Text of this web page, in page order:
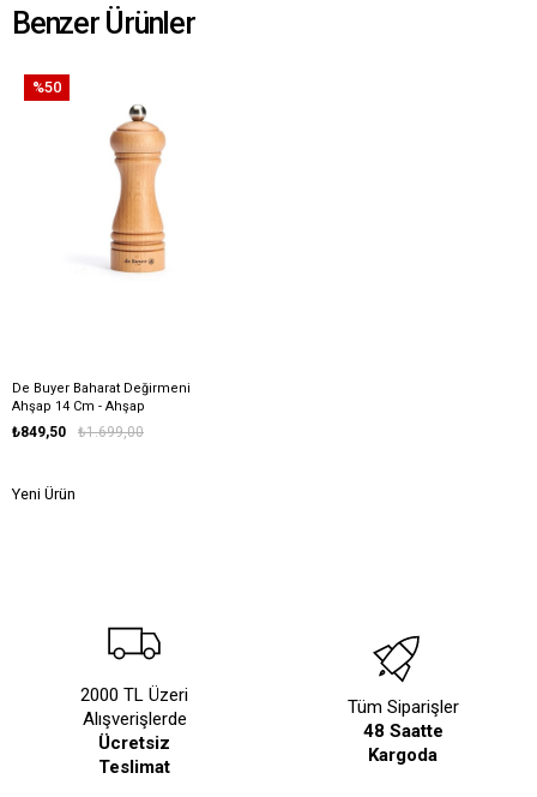
Benzer Ürünler
De Buyer Baharat Değirmeni
Ahşap 14 Cm - Ahşap
₺849,50 ₺1.699,00
Yeni Ürün
%50
2000 TL Üzeri
Alışverişlerde
Ücretsiz
Teslimat
Tüm Siparişler
48 Saatte
Kargoda